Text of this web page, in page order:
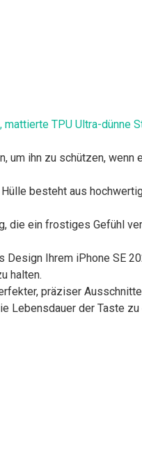
TPU Ultra-dünne
um ihn zu schützen, wenn
besteht aus
die ein frostiges Gefühl
Design Ihrem iPhone SE
halten.
präziser
Lebensdauer der Taste zu